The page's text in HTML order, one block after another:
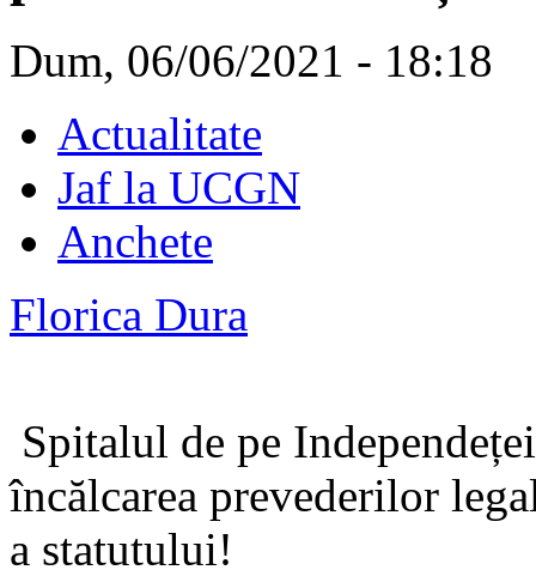
Dum, 06/06/2021 - 18:18
Actualitate
Jaf la UCGN
Anchete
Florica Dura
Spitalul de pe
încălcarea prevederilor
a statutului!